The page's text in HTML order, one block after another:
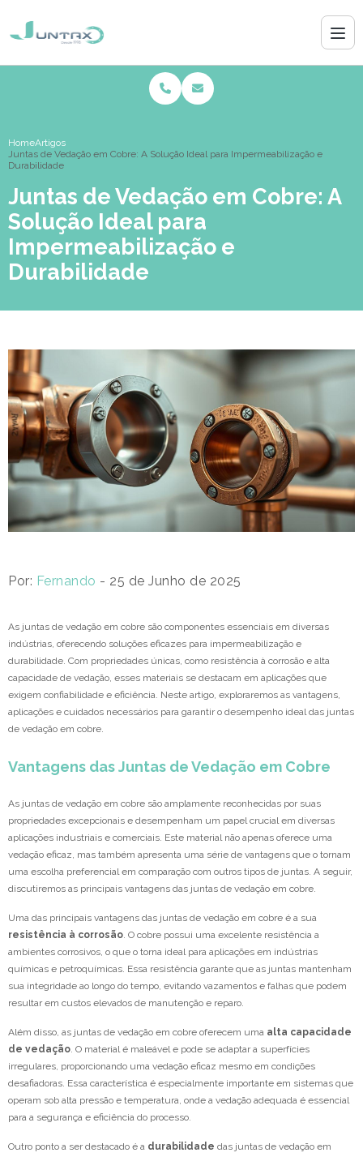
HomeArtigos
Juntas de Vedação em Cobre: A Solução Ideal para Impermeabilização e
Durabilidade
Juntas de Vedação em Cobre: A
Solução Ideal para
Impermeabilização e
Durabilidade
Por: Fernando - 25 de Junho de 2025
As juntas de vedação em cobre são componentes essenciais em diversas
indústrias, oferecendo soluções eficazes para impermeabilização e
durabilidade. Com propriedades únicas, como resistência à corrosão e alta
capacidade de vedação, esses materiais se destacam em aplicações que
exigem confiabilidade e eficiência. Neste artigo, exploraremos as vantagens,
aplicações e cuidados necessários para garantir o desempenho ideal das juntas
de vedação em cobre.
Vantagens das Juntas de Vedação em Cobre
As juntas de vedação em cobre são amplamente reconhecidas por suas
propriedades excepcionais e desempenham um papel crucial em diversas
aplicações industriais e comerciais. Este material não apenas oferece uma
vedação eficaz, mas também apresenta uma série de vantagens que o tornam
uma escolha preferencial em comparação com outros tipos de juntas. A seguir,
discutiremos as principais vantagens das juntas de vedação em cobre.
Uma das principais vantagens das juntas de vedação em cobre é a sua
resistência à corrosão. O cobre possui uma excelente resistência a
ambientes corrosivos, o que o torna ideal para aplicações em indústrias
químicas e petroquímicas. Essa resistência garante que as juntas mantenham
sua integridade ao longo do tempo, evitando vazamentos e falhas que podem
resultar em custos elevados de manutenção e reparo.
Além disso, as juntas de vedação em cobre oferecem uma alta capacidade
de vedação. O material é maleável e pode se adaptar a superfícies
irregulares, proporcionando uma vedação eficaz mesmo em condições
desafiadoras. Essa característica é especialmente importante em sistemas que
operam sob alta pressão e temperatura, onde a vedação adequada é essencial
para a segurança e eficiência do processo.
Outro ponto a ser destacado é a durabilidade das juntas de vedação em